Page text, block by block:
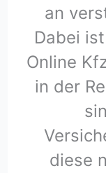
an
Dabei
Online
in der
diese